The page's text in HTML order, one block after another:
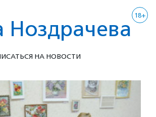
18+
Ноздрачева
НА НОВОСТИ